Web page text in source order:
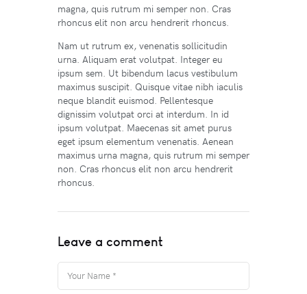
magna, quis rutrum mi semper non. Cras
rhoncus elit non arcu hendrerit rhoncus.
Nam ut rutrum ex, venenatis sollicitudin
urna. Aliquam erat volutpat. Integer eu
ipsum sem. Ut bibendum lacus vestibulum
maximus suscipit. Quisque vitae nibh iaculis
neque blandit euismod. Pellentesque
dignissim volutpat orci at interdum. In id
ipsum volutpat. Maecenas sit amet purus
eget ipsum elementum venenatis. Aenean
maximus urna magna, quis rutrum mi semper
non. Cras rhoncus elit non arcu hendrerit
rhoncus.
Leave a comment